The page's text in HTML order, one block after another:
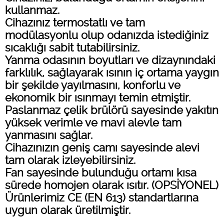
kullanmaz.
Cihazınız termostatlı ve tam
modülasyonlu olup odanızda istediğiniz
sıcaklığı sabit tutabilirsiniz.
Yanma odasının boyutları ve dizaynındaki
farklılık, sağlayarak ısının iç ortama yaygın
bir şekilde yayılmasını, konforlu ve
ekonomik bir ısınmayı temin etmiştir.
Paslanmaz çelik brülörü sayesinde yakıtın
yüksek verimle ve mavi alevle tam
yanmasını sağlar.
Cihazınızın geniş camı sayesinde alevi
tam olarak izleyebilirsiniz.
Fan sayesinde bulunduğu ortamı kısa
sürede homojen olarak ısıtır. (OPSİYONEL)
Ürünlerimiz CE (EN 613) standartlarına
uygun olarak üretilmiştir.